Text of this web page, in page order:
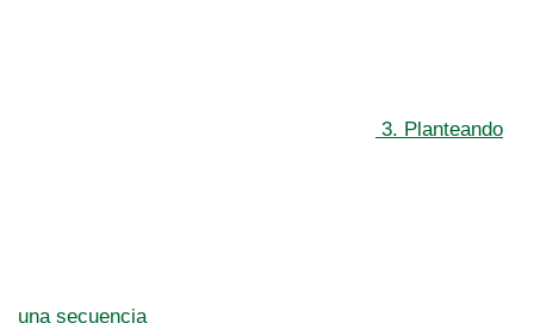
3. Planteando
una secuencia